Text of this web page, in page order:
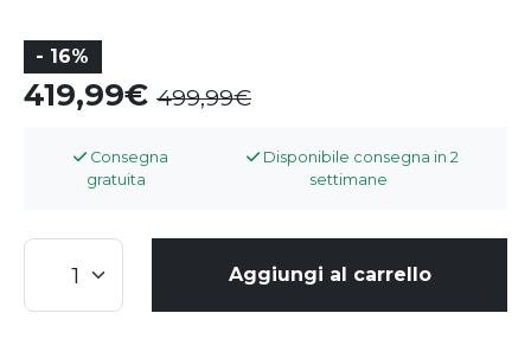
- 16%
419,99 499,99
Consegna
gratuita
Disponibile consegna in 2
settimane
Aggiungi al carrello